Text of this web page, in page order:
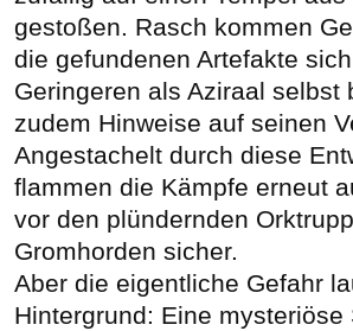
gestoßen. Rasch kommen
die gefundenen Artefakte
Geringeren als Aziraal selbst
zudem Hinweise auf seinen
Angestachelt durch diese
flammen die Kämpfe erneut
vor den plündernden
Gromhorden sicher.
Aber die eigentliche Gefahr
Hintergrund: Eine